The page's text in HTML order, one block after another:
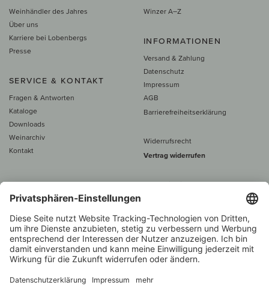
Weinhändler des Jahres
Über uns
Karriere bei Lobenbergs
Presse
SERVICE & KONTAKT
Fragen & Antworten
Kataloge
Downloads
Weinarchiv
Kontakt
Winzer A–Z
INFORMATIONEN
Versand & Zahlung
Datenschutz
Impressum
AGB
Barrierefreiheitserklärung
Widerrufsrecht
Vertrag widerrufen
Alle Preise inkl. MwSt., zzgl. 5 €
60 € versand­kosten­
Beratung unter